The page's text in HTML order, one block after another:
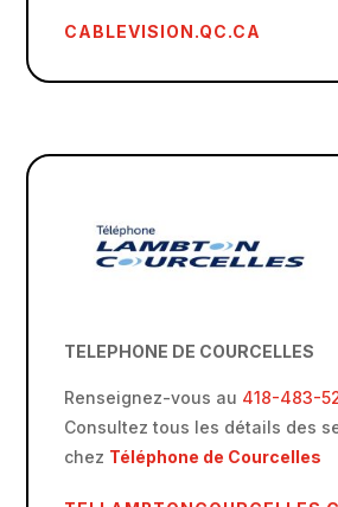
CABLEVISION.QC.CA
TELEPHONE DE COURCELLES
Renseignez-vous au 418-483-
Consultez tous les détails des
chez Téléphone de Courcelles